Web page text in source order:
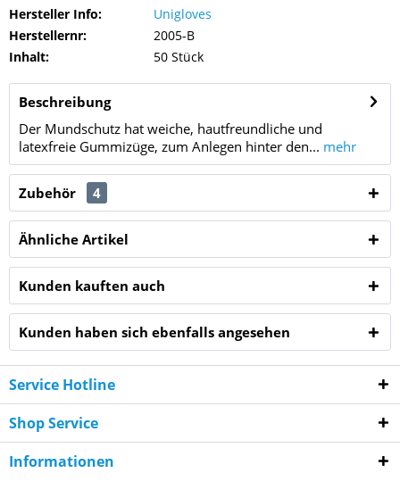
Hersteller Info:
Unigloves
Herstellernr:
2005-B
Inhalt:
50 Stück
Beschreibung
Der Mundschutz hat weiche, hautfreundliche und
latexfreie Gummizüge, zum Anlegen hinter den... mehr
Zubehör 4
Ähnliche Artikel
Kunden kauften auch
Kunden haben sich ebenfalls angesehen
Service Hotline
Shop Service
Informationen